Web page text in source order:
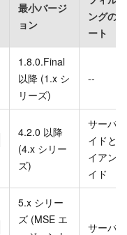
最小バージ
ョン
ングの
ート
1.8.0.Final
以降 (1.x シ
リーズ)
--
4.2.0 以降
(4.x シリー
ズ)
サーバ
イドと
イアン
イド
5.x シリー
ズ (MSE エ
サーバ